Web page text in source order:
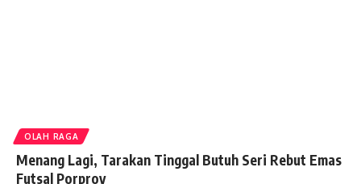
OLAH RAGA
Menang Lagi, Tarakan Tinggal Butuh Seri Rebut Emas
Futsal Porprov